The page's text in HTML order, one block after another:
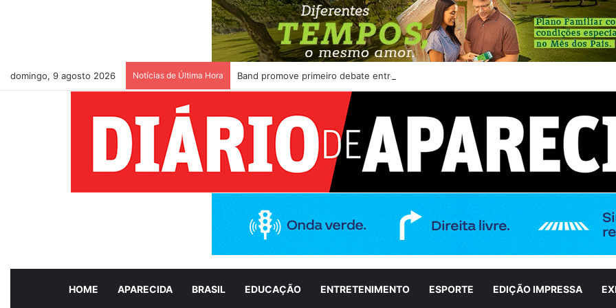
domingo, 9 agosto 2026 Notícias de Última Hora Band promove primeiro debate entre candidatos ao Governo de Goiás
HOME APARECIDA BRASIL EDUCAÇÃO ENTRETENIMENTO ESPORTE EDIÇÃO IMPRESSA